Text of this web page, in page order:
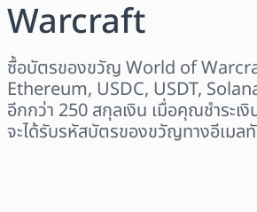
Warcraft
ซื้อบัตรของขวัญ World of
Ethereum, USDC, USDT,
อีกกว่า 250 สกุลเงิน เมื่อคุณชำระเ
จะได้รับรหัสบัตรของขวัญทางอีเมล